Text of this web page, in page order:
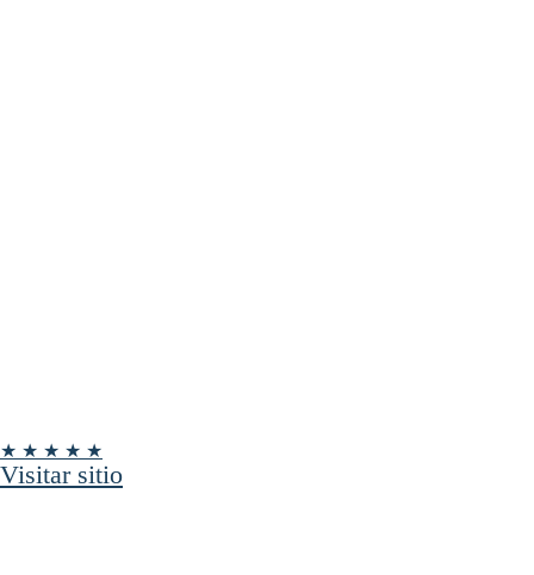
★ ★ ★ ★ ★
Visitar sitio